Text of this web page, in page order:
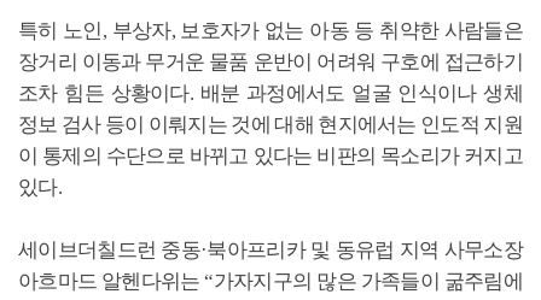
특히 노인, 부상자, 보호자가 없는 아동 등 취약한 사람들은
장거리 이동과 무거운 물품 운반이 어려워 구호에 접근하기
조차 힘든 상황이다. 배분 과정에서도 얼굴 인식이나 생체
정보 검사 등이 이뤄지는 것에 대해 현지에서는 인도적 지원
이 통제의 수단으로 바뀌고 있다는 비판의 목소리가 커지고
있다.
세이브더칠드런 중동·북아프리카 및 동유럽 지역 사무소장
아흐마드 알헨다위는 “가자지구의 많은 가족들이 굶주림에